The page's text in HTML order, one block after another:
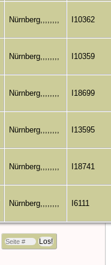
Nürnberg,,,,,,,, I10362
Nürnberg,,,,,,,, I10359
Nürnberg,,,,,,,, I18699
Nürnberg,,,,,,,, I13595
Nürnberg,,,,,,,, I18741
Nürnberg,,,,,,,, I6111